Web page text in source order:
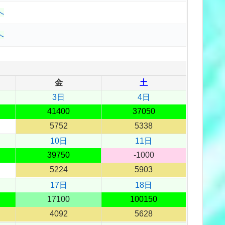
金
土
3日
41400
5752
4日
37050
5338
10日
39750
5224
11日
-1000
5903
17日
17100
4092
18日
100150
5628